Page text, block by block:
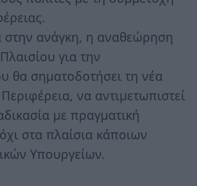
στην ανάγκη, η αναθεώρηση
για την
θα σηματοδοτήσει τη νέα
να αντιμετωπιστεί
με πραγματική
στα πλαίσια κάποιων
Υπουργείων.